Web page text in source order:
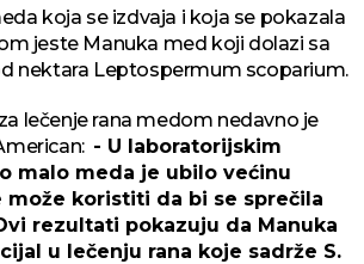
koja se izdvaja i koja se pokazala
jeste Manuka med koji dolazi sa
nektara Leptospermum scoparium.
lečenje rana medom nedavno je
- U laboratorijskim
malo meda je ubilo većinu
može koristiti da bi se sprečila
rezultati pokazuju da Manuka
u lečenju rana koje sadrže S.